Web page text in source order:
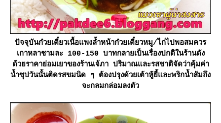
ปัจจุบันก๋วยเตี๋ยวเนื้อแพงล้ำหน้าก๋วยเตี๋ยวหมู/ไก่ไปพอสมควร
เกาหลาชามละ 100-150 บาทกลายเป็นเรื่องปกติในร้านดัง
ด้วยราคาย่อมเยาของร้านเจ้ภา ปริมาณและรสชาติจัดว่าคุ้มค่า
น้ำซุปวันนั้นติดรสขมนิด ๆ ต้องปรุงด้วยเต้าหู้ยี้และพริกน้ำส้มถึง
จะกลมกล่อมลงตัว